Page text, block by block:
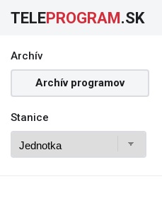
TELEPROGRAM.SK
Archív
Archív programov
Stanice